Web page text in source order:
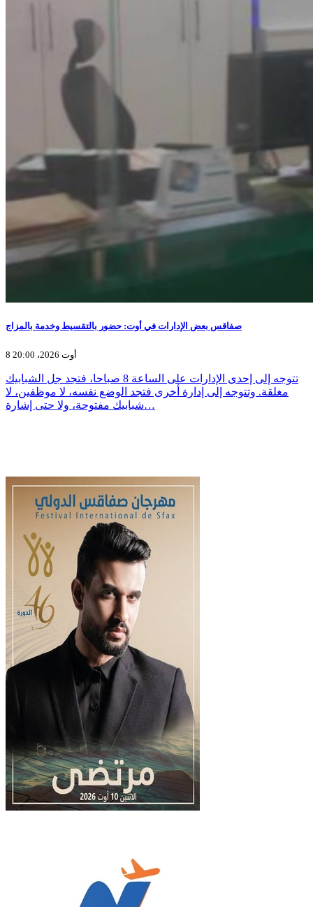
صفاقس بعض الإدارات في أوت: حضور بالتقسيط وخدمة بالمزاج
8 أوت 2026، 20:00
تتوجه إلى إحدى الإدارات على الساعة 8 صباحا، فتجد جل الشبابيك
مغلقة. وتتوجه إلى إدارة أخرى فتجد الوضع نفسه، لا موظفين، لا
شبابيك مفتوحة، ولا حتى إشارة…